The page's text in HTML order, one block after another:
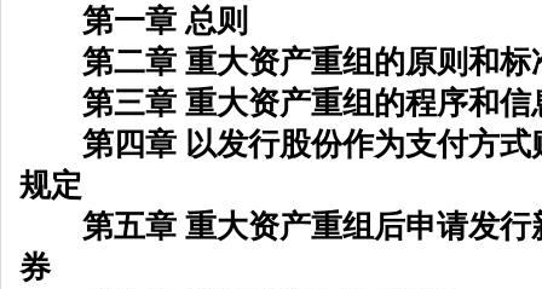
第一章 总则
第二章 重大资产重组的原则和标
第三章 重大资产重组的程序和信
第四章 以发行股份作为支付方式
规定
第五章 重大资产重组后申请发行
券